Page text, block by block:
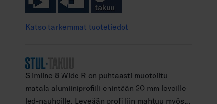
Katso tarkemmat tuotetiedot
Slimline 8 Wide R on puhtaasti muotoiltu
matala alumiiniprofiili enintään 20 mm leveille
led-nauhoille. Leveään profiiliin mahtuu myös